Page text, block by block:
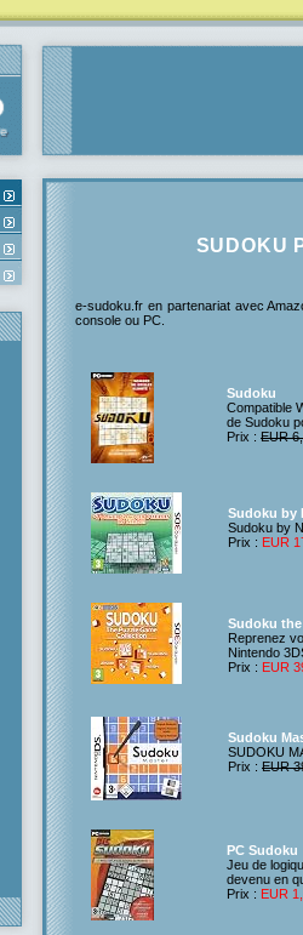
SUDOKU
e-sudoku.fr en partenariat avec
console ou PC.
Sudoku
Compatible
de Sudoku
Prix : EUR
Sudoku by
Sudoku by
Prix : EUR
Sudoku
Reprenez
Nintendo
Prix : EUR
Sudoku
SUDOKU
Prix : EUR
PC Sudoku
Jeu de
devenu en
Prix : EUR